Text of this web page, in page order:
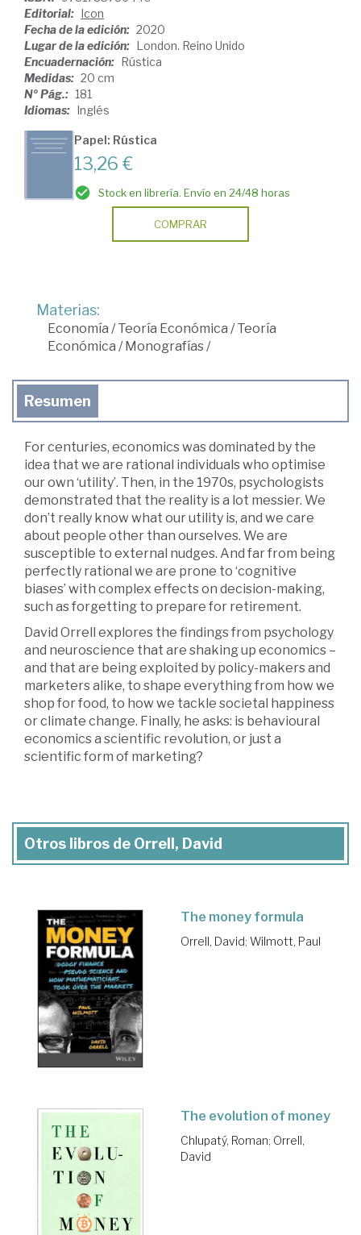
Editorial: Icon
Fecha de la edición: 2020
Lugar de la edición: London. Reino Unido
Encuadernación: Rústica
Medidas: 20 cm
Nº Pág.: 181
Idiomas: Inglés
Papel: Rústica
13,26 €
Stock en librería. Envío en 24/48 horas
COMPRAR
Materias:
Economía /Teoría Económica /Teoría
Económica / Monografías/
Resumen
For centuries, economics was dominated by the
idea that we are rational individuals who optimise
our own ‘utility’. Then, in the 1970s, psychologists
demonstrated that the reality is a lot messier. We
don’t really know what our utility is, and we care
about people other than ourselves. We are
susceptible to external nudges. And far from being
perfectly rational we are prone to ‘cognitive
biases’ with complex effects on decision-making,
such as forgetting to prepare for retirement.
David Orrell explores the findings from psychology
and neuroscience that are shaking up economics –
and that are being exploited by policy-makers and
marketers alike, to shape everything from how we
shop for food, to how we tackle societal happiness
or climate change. Finally, he asks: is behavioural
economics a scientific revolution, or just a
scientific form of marketing?
Otros libros de Orrell, David
The money formula
Orrell, David; Wilmott, Paul
The evolution of money
Chlupatý, Roman; Orrell,
David